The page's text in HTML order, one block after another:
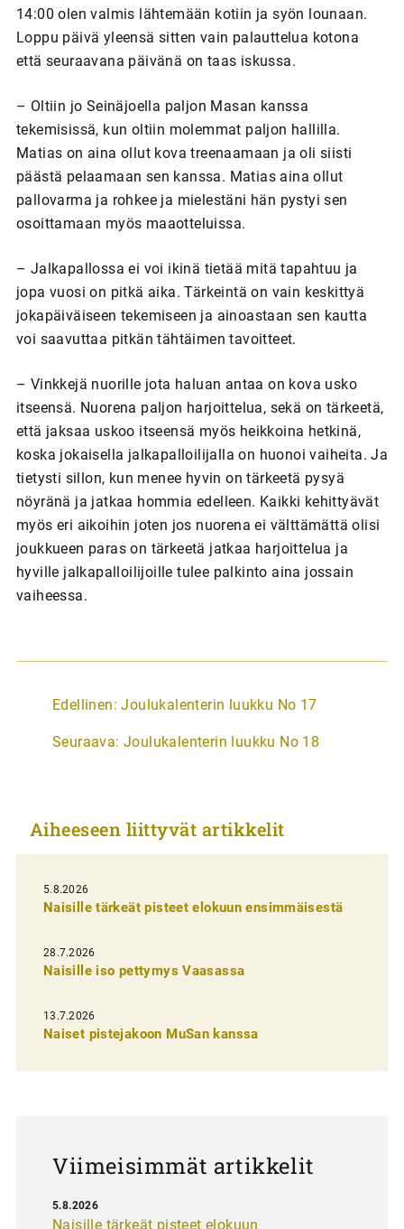
14:00 olen valmis lähtemään kotiin ja syön lounaan.
Loppu päivä yleensä sitten vain palauttelua kotona
että seuraavana päivänä on taas iskussa.
– Oltiin jo Seinäjoella paljon Masan kanssa
tekemisissä, kun oltiin molemmat paljon hallilla.
Matias on aina ollut kova treenaamaan ja oli siisti
päästä pelaamaan sen kanssa. Matias aina ollut
pallovarma ja rohkee ja mielestäni hän pystyi sen
osoittamaan myös maaotteluissa.
– Jalkapallossa ei voi ikinä tietää mitä tapahtuu ja
jopa vuosi on pitkä aika. Tärkeintä on vain keskittyä
jokapäiväiseen tekemiseen ja ainoastaan sen kautta
voi saavuttaa pitkän tähtäimen tavoitteet.
– Vinkkejä nuorille jota haluan antaa on kova usko
itseensä. Nuorena paljon harjoittelua, sekä on tärkeetä,
että jaksaa uskoo itseensä myös heikkoina hetkinä,
koska jokaisella jalkapalloilijalla on huonoi vaiheita. Ja
tietysti sillon, kun menee hyvin on tärkeetä pysyä
nöyränä ja jatkaa hommia edelleen. Kaikki kehittyävät
myös eri aikoihin joten jos nuorena ei välttämättä olisi
joukkueen paras on tärkeetä jatkaa harjoittelua ja
hyville jalkapalloilijoille tulee palkinto aina jossain
vaiheessa.
A
t
k
e
l
i
e
n
e
Edellinen: Joulukalenterin luukku No 17
Seuraava: Joulukalenterin luukku No 18
Aiheeseen liittyvät artikkelit
5.8.2026
Naisille tärkeät pisteet elokuun ensimmäisestä
28.7.2026
Naisille iso pettymys Vaasassa
13.7.2026
Naiset pistejakoon MuSan kanssa
Viimeisimmät artikkelit
Naisille tärkeät pisteet elokuun
5.8.2026